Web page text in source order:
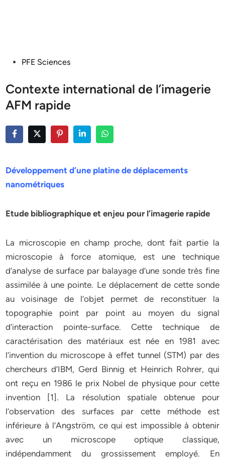
PostedPFE Sciences
Contexte international de l’imagerie
AFM rapide
Développement d’une platine de déplacements
nanométriques
Etude bibliographique et enjeu pour l’imagerie rapide
La microscopie en champ proche, dont fait partie la
microscopie à force atomique, est une technique
d’analyse de surface par balayage d’une sonde très fine
assimilée à une pointe. Le déplacement de cette sonde
au voisinage de l’objet permet de reconstituer la
topographie point par point au moyen du signal
d’interaction pointe-surface. Cette technique de
caractérisation des matériaux est née en 1981 avec
l’invention du microscope à effet tunnel (STM) par des
chercheurs d’IBM, Gerd Binnig et Heinrich Rohrer, qui
ont reçu en 1986 le prix Nobel de physique pour cette
invention [1]. La résolution spatiale obtenue pour
l’observation des surfaces par cette méthode est
inférieure à l’Angström, ce qui est impossible à obtenir
avec un microscope optique classique,
indépendamment du grossissement employé. En